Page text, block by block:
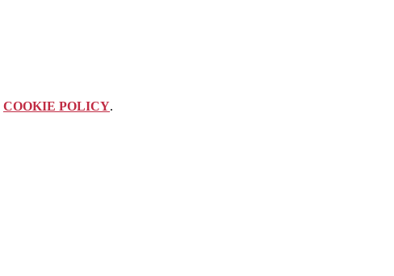
COOKIE POLICY.